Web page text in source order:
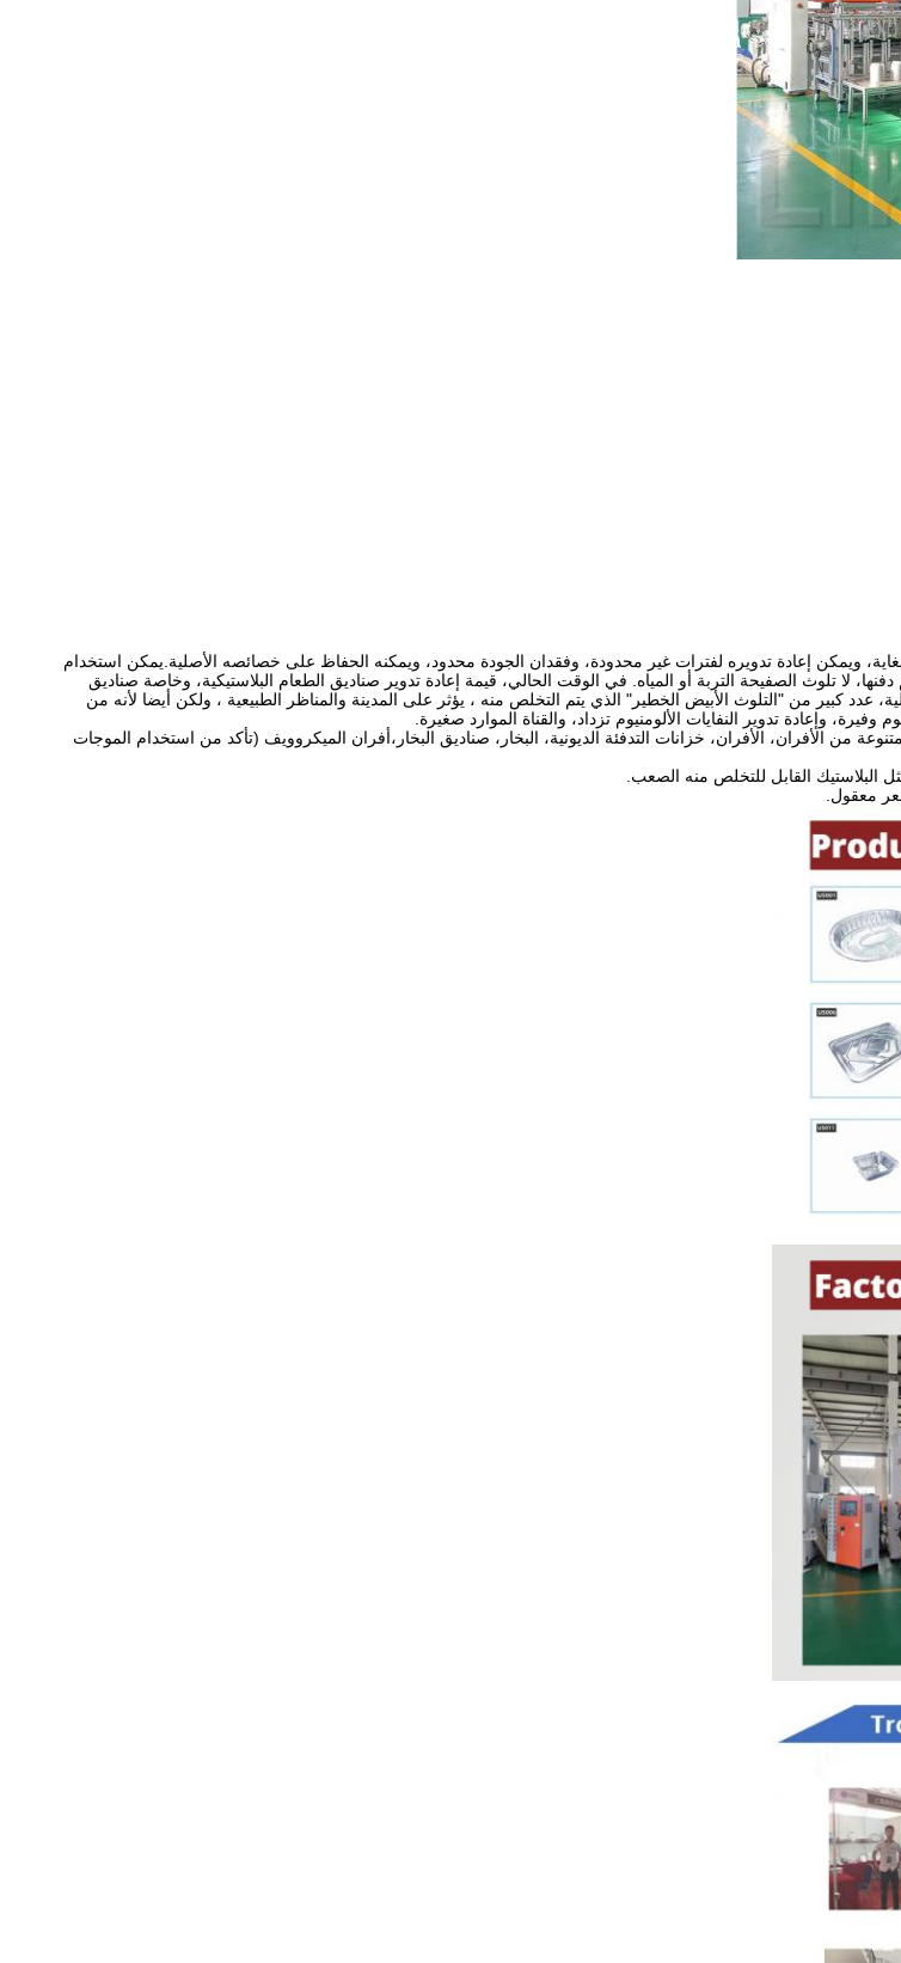
للغاية، ويمكن إعادة تدويره لفترات غير محدودة، وفقدان الجودة محدود، ويمكنه الحفاظ على خصائصه الأصلية.يمكن استخدام
لا تلوث الصفيحة التربة أو المياه. في الوقت الحالي، قيمة إعادة تدوير صناديق الطعام البلاستيكية، وخاصة صناديق
عدد كبير من "التلوث الأبيض الخطير" الذي يتم التخلص منه ، يؤثر على المدينة والمناظر الطبيعية ، ولكن أيضا لأنه من
وإعادة تدوير النفايات الألومنيوم تزداد، والقناة الموارد صغيرة.
الأفران، الأفران، خزانات التدفئة الديونية، البخار، صناديق البخار،أفران الميكروويف (تأكد من استخدام الموجات
البلاستيك القابل للتخلص منه الصعب.
معقول.